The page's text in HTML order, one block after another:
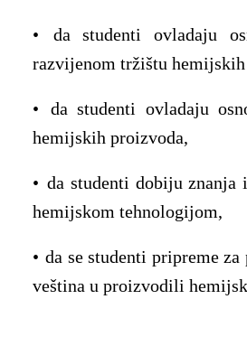
• da studentiovladaju
razvijenom tržištu
• da studenti ovladaju
hemijskih proizvoda,
• da studenti dobiju znanja
hemijskom tehnologijom,
• da se studenti pripreme
veština u proizvodili